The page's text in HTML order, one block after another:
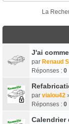
La
J'ai
par Renaud
Réponses : 0
par vialou42
Réponses : 0
Calendrier